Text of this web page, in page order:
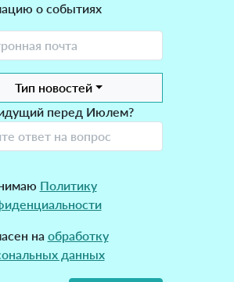
о событиях
Тип новостей
перед Июлем?
Политику
на обработку
данных